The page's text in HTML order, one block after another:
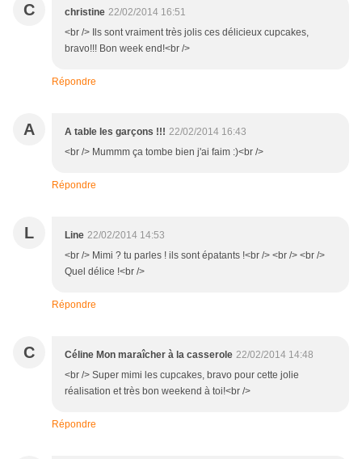
C christine 22/02/2014 16:51
<br /> Ils sont vraiment très jolis ces délicieux cupcakes,
bravo!!! Bon week end!<br />
Répondre
A A table les garçons !!! 22/02/2014 16:43
<br /> Mummm ça tombe bien j'ai faim :)<br />
Répondre
L Line 22/02/2014 14:53
<br /> Mimi ? tu parles ! ils sont épatants !<br /> <br /> <br />
Quel délice !<br />
Répondre
C Céline Mon maraîcher à la casserole 22/02/2014 14:48
<br /> Super mimi les cupcakes, bravo pour cette jolie
réalisation et très bon weekend à toi!<br />
Répondre